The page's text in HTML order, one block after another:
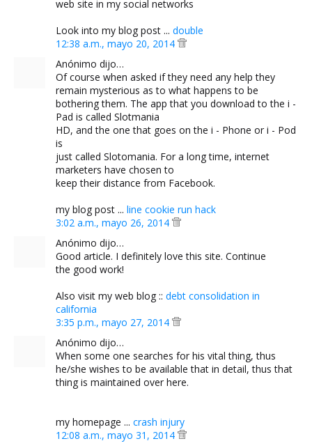
web site in my social networks
Look into my blog post ... double
12:38 a.m., mayo 20, 2014
Anónimo dijo…
Of course when asked if they need any help they
remain mysterious as to what happens to be
bothering them. The app that you download to the i -
Pad is called Slotmania
HD, and the one that goes on the i - Phone or i - Pod
is
just called Slotomania. For a long time, internet
marketers have chosen to
keep their distance from Facebook.
my blog post ... line cookie run hack
3:02 a.m., mayo 26, 2014
Anónimo dijo…
Good article. I definitely love this site. Continue
the good work!
Also visit my web blog :: debt consolidation in
california
3:35 p.m., mayo 27, 2014
Anónimo dijo…
When some one searches for his vital thing, thus
he/she wishes to be available that in detail, thus that
thing is maintained over here.
my homepage ... crash injury
12:08 a.m., mayo 31, 2014